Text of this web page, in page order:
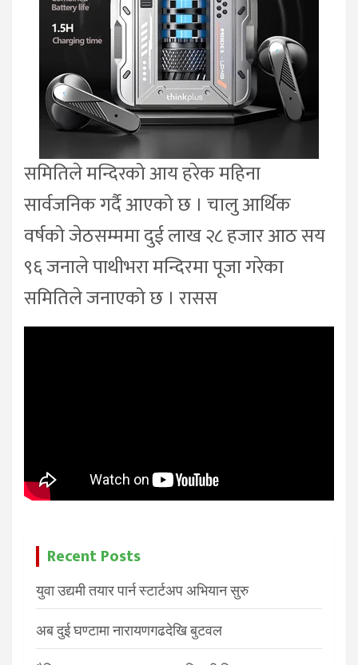
समितिले मन्दिरको आय हरेक महिना
सार्वजनिक गर्दै आएको छ । चालु आर्थिक
वर्षको जेठसम्ममा दुई लाख २८ हजार आठ सय
९६ जनाले पाथीभरा मन्दिरमा पूजा गरेका
समितिले जनाएको छ । रासस
Recent Posts
युवा उद्यमी तयार पार्न स्टार्टअप अभियान सुरु
अब दुई घण्टामा नारायणगढदेखि बुटवल